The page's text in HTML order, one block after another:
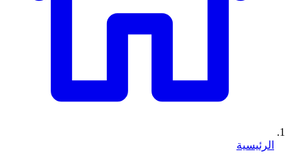
الرئيسية